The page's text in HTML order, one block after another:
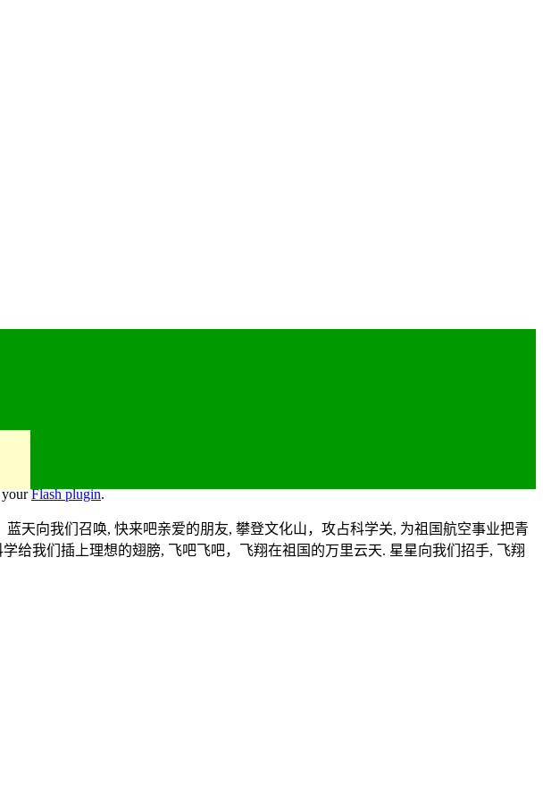
yourFlash plugin.
天向我们召唤, 快来吧亲爱的朋友, 攀登文化山，攻占科学关, 为祖国航空事业把青
给我们插上理想的翅膀, 飞吧飞吧，飞翔在祖国的万里云天. 星星向我们招手, 飞翔